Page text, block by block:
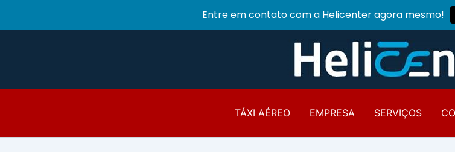
TÁXI AÉREO EMPRESA SERVIÇOS
Entre em contato com a Helicenter agora mesmo!